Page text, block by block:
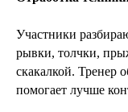
Участники
рывки, толчки,
скакалкой. Тренер
помогает лучше